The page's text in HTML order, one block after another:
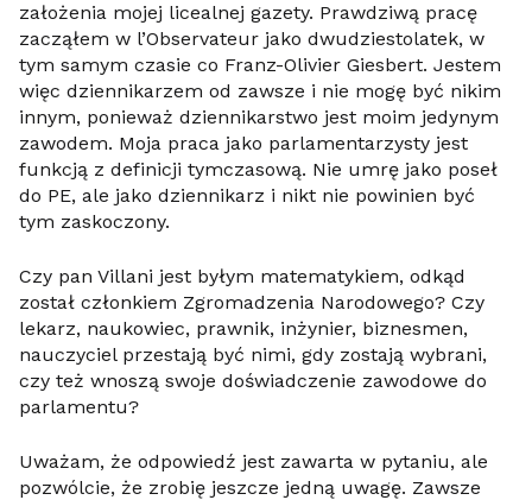
założenia mojej licealnej gazety. Prawdziwą pracę
zacząłem w l’Observateur jako dwudziestolatek, w
tym samym czasie co Franz-Olivier Giesbert. Jestem
więc dziennikarzem od zawsze i nie mogę być nikim
innym, ponieważ dziennikarstwo jest moim jedynym
zawodem. Moja praca jako parlamentarzysty jest
funkcją z definicji tymczasową. Nie umrę jako poseł
do PE, ale jako dziennikarz i nikt nie powinien być
tym zaskoczony.
Czy pan Villani jest byłym matematykiem, odkąd
został członkiem Zgromadzenia Narodowego? Czy
lekarz, naukowiec, prawnik, inżynier, biznesmen,
nauczyciel przestają być nimi, gdy zostają wybrani,
czy też wnoszą swoje doświadczenie zawodowe do
parlamentu?
Uważam, że odpowiedź jest zawarta w pytaniu, ale
pozwólcie, że zrobię jeszcze jedną uwagę. Zawsze